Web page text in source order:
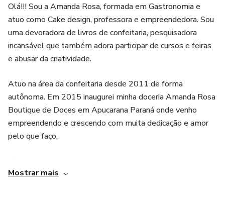
Olá!!! Sou a Amanda Rosa, formada em Gastronomia e
atuo como Cake design, professora e empreendedora. Sou
uma devoradora de livros de confeitaria, pesquisadora
incansável que também adora participar de cursos e feiras
e abusar da criatividade.
Atuo na área da confeitaria desde 2011 de forma
autônoma. Em 2015 inaugurei minha doceria Amanda Rosa
Boutique de Doces em Apucarana Paraná onde venho
empreendendo e crescendo com muita dedicação e amor
pelo que faço.
gastronomia e hoje dou aulas particulares e em turmas em
Mostrar mais